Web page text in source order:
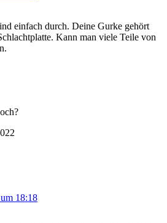
einfach durch. Deine Gurke gehört
Kann man viele Teile von
18:18